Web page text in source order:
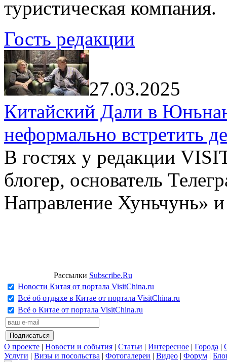
туристическая компания.
Гость редакции
27.03.2025
Китайский Дали в
неформально встретить
В гостях у редакции
блогер, основатель
Направление Хуньчунь»
Рассылки Subscribe.Ru
Новости Китая от портала VisitChina.ru
Всё об отдыхе в Китае от портала VisitChina.ru
Всё о Китае от портала VisitChina.ru
О проекте | Новости и события | Статьи | Интересное | Города |
Услуги | Визы и посольства | Фотогалереи | Видео | Форум |